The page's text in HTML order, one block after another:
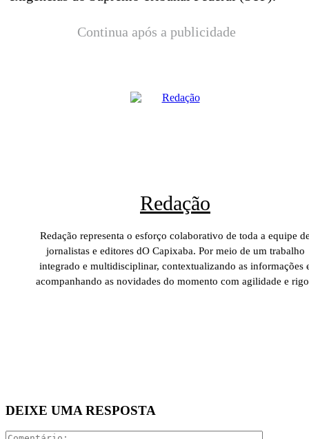
Continua após a publicidade
Redação
Redação representa o esforço colaborativo de toda a equipe
jornalistas e editores dO Capixaba. Por meio de um trabalho
integrado e multidisciplinar, contextualizando as informações
acompanhando as novidades do momento com agilidade e
DEIXE UMA RESPOSTA